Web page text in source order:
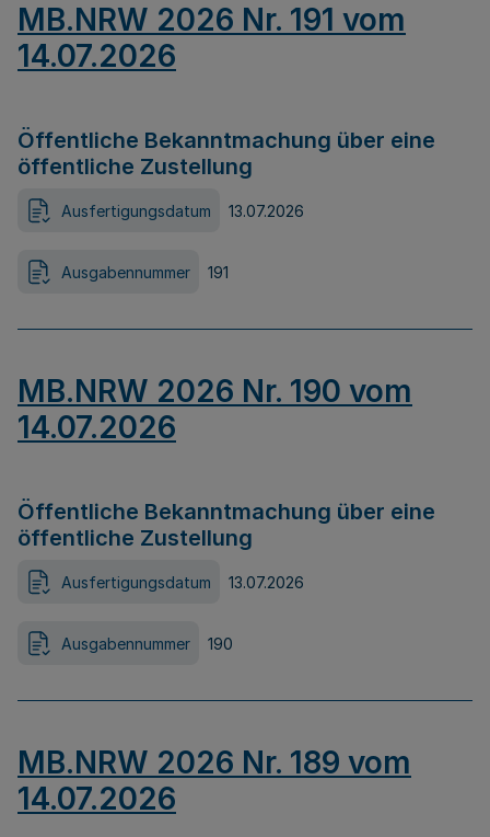
MB.NRW 2026 Nr. 191 vom
14.07.2026
Öffentliche Bekanntmachung über eine
öffentliche Zustellung
Ausfertigungsdatum 13.07.2026
Ausgabennummer 191
MB.NRW 2026 Nr. 190 vom
14.07.2026
Öffentliche Bekanntmachung über eine
öffentliche Zustellung
Ausfertigungsdatum 13.07.2026
Ausgabennummer 190
MB.NRW 2026 Nr. 189 vom
14.07.2026